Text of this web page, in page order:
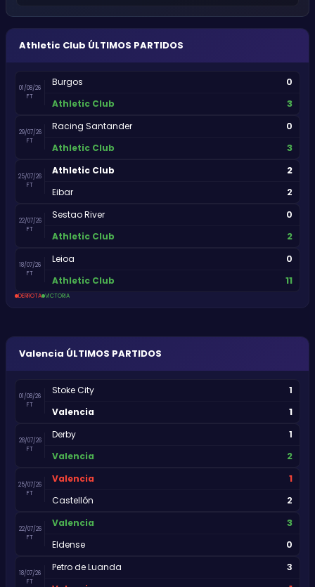
Athletic Club ÚLTIMOS PARTIDOS
01/08/26
FT
Burgos 0
Athletic Club 3
29/07/26
FT
Racing Santander 0
Athletic Club 3
25/07/26
FT
Athletic Club 2
Eibar 2
22/07/26
FT
Sestao River 0
Athletic Club 2
18/07/26
FT
Leioa 0
Athletic Club 11
DERROTA VICTORIA
Valencia ÚLTIMOS PARTIDOS
01/08/26
FT
Stoke City 1
Valencia 1
28/07/26
FT
Derby 1
Valencia 2
25/07/26
FT
Valencia 1
Castellón 2
22/07/26
FT
Valencia 3
Eldense 0
18/07/26
FT
Petro de Luanda 3